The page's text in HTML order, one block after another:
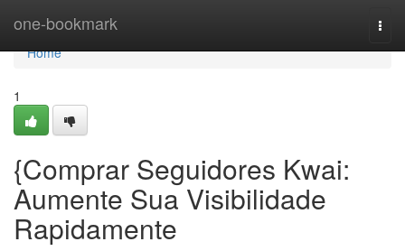
one-bookmark
Home
Home
1
{Comprar Seguidores Kwai:
Aumente Sua Visibilidade
Rapidamente